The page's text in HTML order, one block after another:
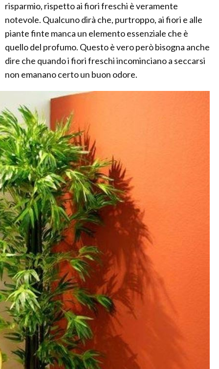
risparmio, rispetto ai fiori freschi è veramente
notevole. Qualcuno dirà che, purtroppo, ai fiori e alle
piante finte manca un elemento essenziale che è
quello del profumo. Questo è vero però bisogna anche
dire che quando i fiori freschi incominciano a seccarsi
non emanano certo un buon odore.